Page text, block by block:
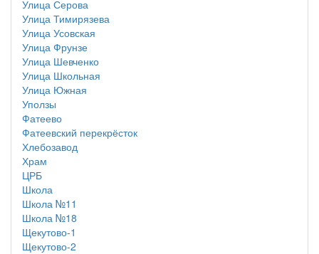
Улица Серова
Улица Тимирязева
Улица Усовская
Улица Фрунзе
Улица Шевченко
Улица Школьная
Улица Южная
Уползы
Фатеево
Фатеевский перекрёсток
Хлебозавод
Храм
ЦРБ
Школа
Школа №11
Школа №18
Щекутово-1
Щекутово-2